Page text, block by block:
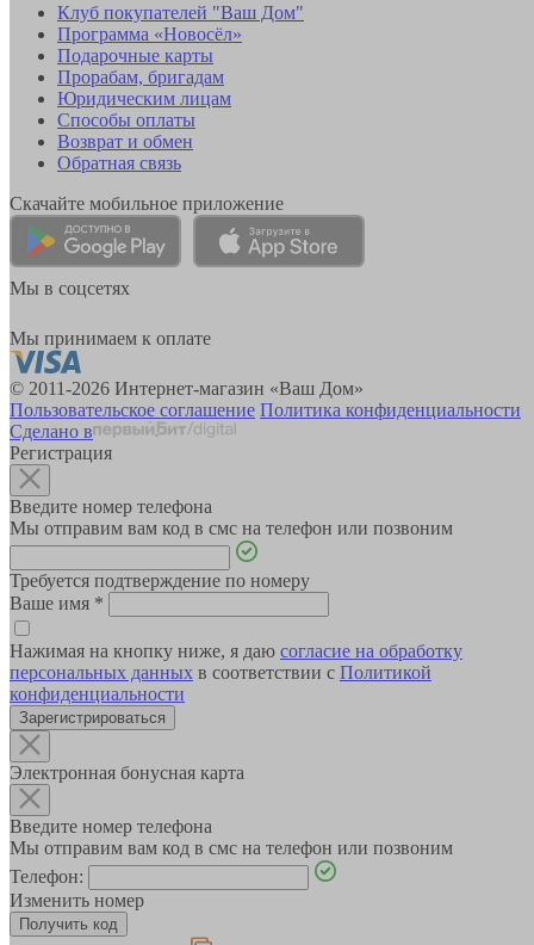
Клуб покупателей "Ваш Дом"
Программа «Новосёл»
Подарочные карты
Прорабам, бригадам
Юридическим лицам
Способы оплаты
Возврат и обмен
Обратная связь
Скачайте мобильное приложение
Мы в соцсетях
Мы принимаем к оплате
© 2011-2026 Интернет-магазин «Ваш Дом»
Пользовательское соглашение Политика конфиденциальности
Сделано в
Регистрация
Введите номер телефона
Мы отправим вам код в смс на телефон или позвоним
Требуется подтверждение по номеру
Ваше имя *
Нажимая на кнопку ниже, я даю согласие на обработку
персональных данных в соответствии с Политикой
конфиденциальности
Зарегистрироваться
Электронная бонусная карта
Введите номер телефона
Мы отправим вам код в смс на телефон или позвоним
Телефон:
Изменить номер